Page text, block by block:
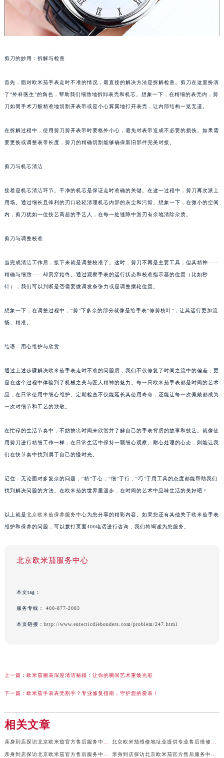
剪刀的妙用：拆解与检查
首先，面对欧米茄手表走时不准的情况，最直接的解决方法是拆解检查。剪刀在这里扮演
了“外科医生”的角色，帮助我们细致地拆卸表壳和机芯。想象一下，在精细的表壳内，剪
刀如同手术刀般精准地切割开表带或是小心翼翼地打开表壳，让内部结构一览无遗。
在拆解过程中，使用剪刀剪开表带时要格外小心，避免对表带造成不必要的损伤。如果需
要更换或调整表带长度，剪刀的精确切割能够确保新旧部件完美对接。
剪刀与机芯清洁
接着是机芯清洁环节。干净的机芯是保证走时准确的关键。在这一过程中，剪刀再次派上
用场。通过细长且锋利的刃口轻轻清理机芯内部的灰尘和污垢。想象一下，在微小的空间
内，剪刀犹如一位技艺高超的手艺人，在每一处缝隙中游刃有余地清除杂质。
剪刀与调整校准
当完成清洁工作后，接下来就是调整校准了。这时，剪刀不再是主要工具，但其精神——
精确与细致——却贯穿始终。通过观察手表的运行状态和校准指示器的位置（比如秒
针），我们可以判断是否需要微调发条张力或是调整摆轮位置。
想象一下，在调整过程中，“剪”下多余的部分就像是给手表“修剪枝叶”，让其运行更加流
畅、精准。
结语：用心维护与欣赏
通过上述步骤解决欧米茄手表走时不准的问题后，我们不仅修复了时间之流中的偏差，更
是在这个过程中体验到了机械之美与匠人精神的魅力。每一只欧米茄手表都是时间的艺术
品，在日常使用中细心维护、定期检查不仅能延长其使用寿命，还能让每一次佩戴都成为
一次对细节和工艺的致敬。
在忙碌的生活节奏中，不妨抽出时间来欣赏并了解自己的手表背后的故事和技艺。就像使
用剪刀进行精细工作一样，在日常生活中保持一颗细心观察、耐心处理的心态，则能让我
们在快节奏中找到属于自己的慢时光。
记住：无论面对多复杂的问题，“精”于心，“细”于行，“巧”于用工具的态度都能帮助我们
找到解决问题的方法。在欧米茄的世界里漫步，在时间的艺术中品味生活的美好吧！
以上就是北京欧米茄保养服务中心为您分享的精彩内容。如果您还有其他关于欧米茄手表
维护和保养的问题，可以拨打页面400电话进行咨询，我们将竭诚为您服务。
北京欧米茄服务中心
本文tag：
服务专线： 400-877-2083
本页链接： http://www.eutecticdiebonders.com/problem/247.html
上一篇： 欧米茄腕表深度清洁秘籍：让你的腕间艺术重焕光彩
下一篇： 欧米茄手表表壳割手？专业修复指南，守护您的爱表！
相关文章